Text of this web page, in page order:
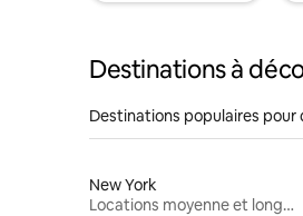
Destinations à
Destinations populaires pour
New York
Locations moyenne et longue durée